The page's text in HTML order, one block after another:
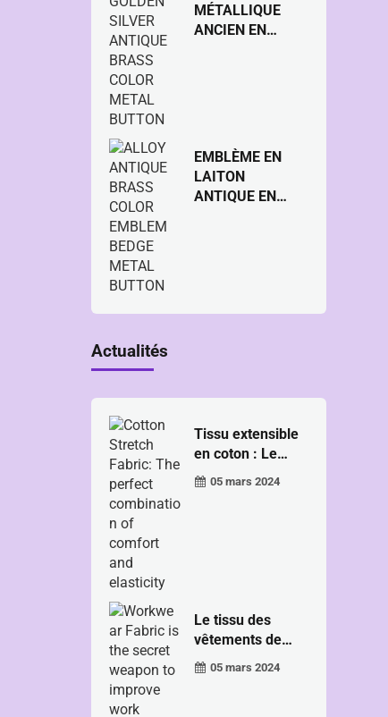
MÉTALLIQUE
ANCIEN EN
EMBLÈME EN
LAITON
ANTIQUE EN
Actualités
Tissu extensible
en coton : Le
per...05 mars 2024
Le tissu des
vêtements de
travail est le
secret...
05 mars 2024